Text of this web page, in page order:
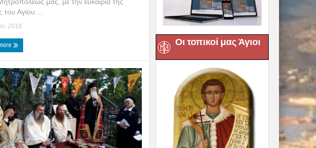
μας, με την ευκαιρία της
του Αγίου ...
2018
Οι τοπικοί μας Άγιοι